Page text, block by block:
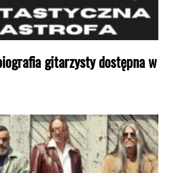
gitarzysty dostępna w